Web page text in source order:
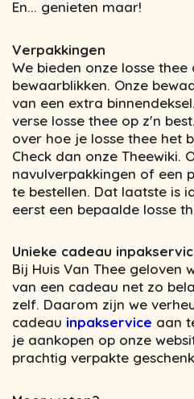
En... genieten maar!
Verpakkingen
We bieden onze losse thee
bewaarblikken. Onze
van een extra
verse losse thee op z'n
over hoe je losse thee het
Check dan onze Theewiki.
navulverpakkingen of een
te bestellen. Dat laatste is
eerst een bepaalde losse
Unieke cadeau
Bij Huis Van Thee geloven
van een cadeau net zo
zelf. Daarom zijn we
cadeau inpakservice aan
je aankopen op onze
prachtig verpakte